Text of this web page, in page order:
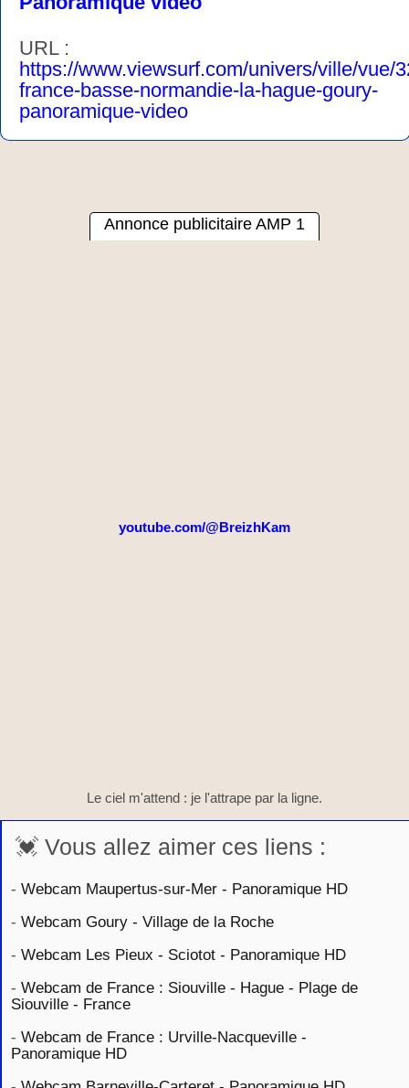
URL :
https://www.viewsurf.com/univers/ville/vue/
france-basse-normandie-la-hague-goury-
panoramique-video
Annonce publicitaire AMP 1
youtube.com/@BreizhKam
Le ciel m'attend : je l'attrape par la ligne.
💓 Vous allez aimer ces liens :
- Webcam Maupertus-sur-Mer - Panoramique HD
- Webcam Goury - Village de la Roche
- Webcam Les Pieux - Sciotot - Panoramique HD
- Webcam de France : Siouville - Hague - Plage de
Siouville - France
- Webcam de France : Urville-Nacqueville -
Panoramique HD